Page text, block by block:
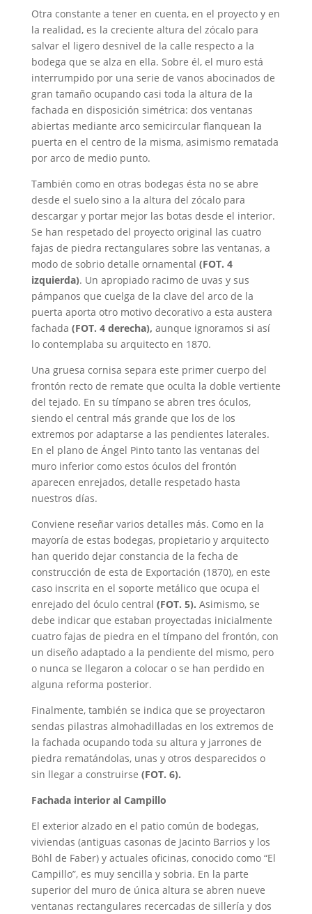
Otra constante a tener en cuenta, en el proyecto y en
la realidad, es la creciente altura del zócalo para
salvar el ligero desnivel de la calle respecto a la
bodega que se alza en ella. Sobre él, el muro está
interrumpido por una serie de vanos abocinados de
gran tamaño ocupando casi toda la altura de la
fachada en disposición simétrica: dos ventanas
abiertas mediante arco semicircular flanquean la
puerta en el centro de la misma, asimismo rematada
por arco de medio punto.
También como en otras bodegas ésta no se abre
desde el suelo sino a la altura del zócalo para
descargar y portar mejor las botas desde el interior.
Se han respetado del proyecto original las cuatro
fajas de piedra rectangulares sobre las ventanas, a
modo de sobrio detalle ornamental (FOT. 4
izquierda). Un apropiado racimo de uvas y sus
pámpanos que cuelga de la clave del arco de la
puerta aporta otro motivo decorativo a esta austera
fachada (FOT. 4 derecha), aunque ignoramos si así
lo contemplaba su arquitecto en 1870.
Una gruesa cornisa separa este primer cuerpo del
frontón recto de remate que oculta la doble vertiente
del tejado. En su tímpano se abren tres óculos,
siendo el central más grande que los de los
extremos por adaptarse a las pendientes laterales.
En el plano de Ángel Pinto tanto las ventanas del
muro inferior como estos óculos del frontón
aparecen enrejados, detalle respetado hasta
nuestros días.
Conviene reseñar varios detalles más. Como en la
mayoría de estas bodegas, propietario y arquitecto
han querido dejar constancia de la fecha de
construcción de esta de Exportación (1870), en este
caso inscrita en el soporte metálico que ocupa el
enrejado del óculo central (FOT. 5). Asimismo, se
debe indicar que estaban proyectadas inicialmente
cuatro fajas de piedra en el tímpano del frontón, con
un diseño adaptado a la pendiente del mismo, pero
o nunca se llegaron a colocar o se han perdido en
alguna reforma posterior.
Finalmente, también se indica que se proyectaron
sendas pilastras almohadilladas en los extremos de
la fachada ocupando toda su altura y jarrones de
piedra rematándolas, unas y otros desparecidos o
sin llegar a construirse (FOT. 6).
Fachada interior al Campillo
El exterior alzado en el patio común de bodegas,
viviendas (antiguas casonas de Jacinto Barrios y los
Böhl de Faber) y actuales oficinas, conocido como “El
Campillo”, es muy sencilla y sobria. En la parte
superior del muro de única altura se abren nueve
ventanas rectangulares recercadas de sillería y dos